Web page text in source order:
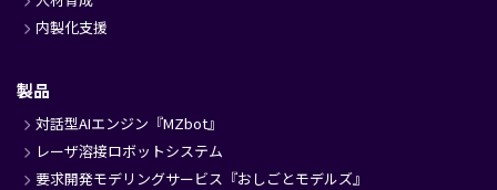
内製化支援
製品
対話型AIエンジン『MZbot』
レーザ溶接ロボットシステム
要求開発モデリングサービス『おしごとモデルズ』